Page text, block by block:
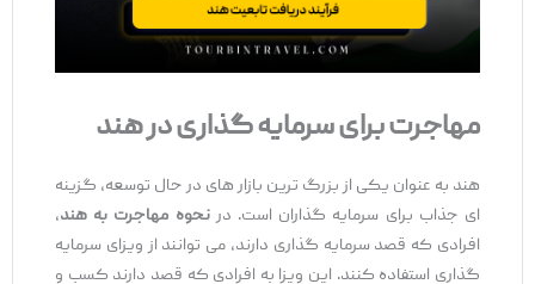
مهاجرت برای سرمایه ‌گذاری در هند
هند به عنوان یکی از بزرگ ‌ترین بازار های در حال توسعه، گزینه
‌ای جذاب برای سرمایه‌ گذاران است. درنحوه مهاجرت به هند،
افرادی که قصد سرمایه ‌گذاری دارند، می ‌توانند از ویزای سرمایه
‌گذاری استفاده کنند. این ویزا به افرادی که قصد دارند کسب ‌و